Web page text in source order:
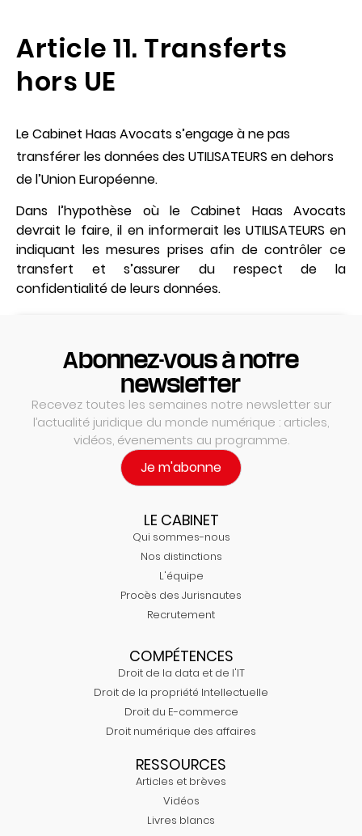
Article 11. Transferts
hors UE
Le Cabinet Haas Avocats s’engage à ne pas
transférer les données des UTILISATEURS en dehors
de l’Union Européenne.
Dans l’hypothèse où le Cabinet Haas Avocats
devrait le faire, il en informerait les UTILISATEURS en
indiquant les mesures prises afin de contrôler ce
transfert et s’assurer du respect de la
confidentialité de leurs données.
Abonnez-vous à notre
newsletter
Recevez toutes les semaines notre newsletter sur
l’actualité juridique du monde numérique : articles,
vidéos, évenements au programme.
Je m'abonne
LE CABINET
Qui sommes-nous
Nos distinctions
L'équipe
Procès des Jurisnautes
Recrutement
COMPÉTENCES
Droit de la data et de l'IT
Droit de la propriété Intellectuelle
Droit du E-commerce
Droit numérique des affaires
RESSOURCES
Articles et brèves
Vidéos
Livres blancs